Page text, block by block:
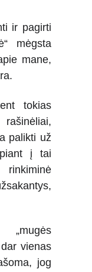
ir pagirti
mėgsta
mane,
tokias
rašinėliai,
palikti už
į tai
vienas
jog